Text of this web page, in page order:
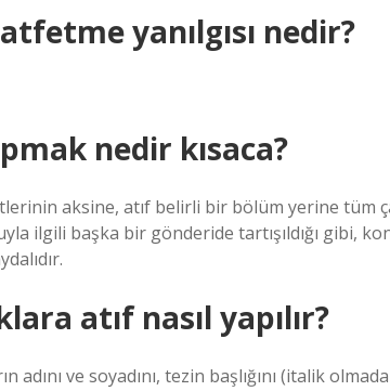
yanılgısı nedir?
nedir kısaca?
aksine, atıf belirli bir bölüm yerine tüm
ilgili başka bir gönderide tartışıldığı gibi,
atıf nasıl yapılır?
adını ve soyadını, tezin başlığını (italik